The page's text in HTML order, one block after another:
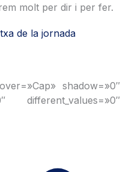
molt per dir i per fer.
de la jornada
shadow=»0″
different_values=»0″